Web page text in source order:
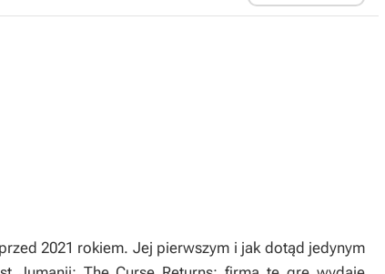
2021 rokiem. Jej pierwszym i jak dotąd jedynym